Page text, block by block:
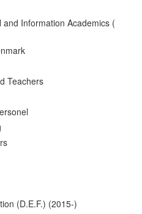
Information Academics (
Teachers
(D.E.F.) (2015-)